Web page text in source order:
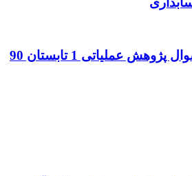
دانلود رایگان نمونه سوال پژوهش عملیاتی 1 تابستان 90